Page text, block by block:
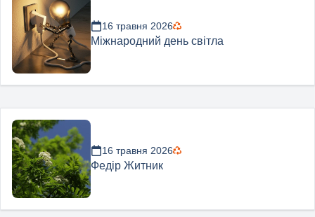
16 травня 2026
Міжнародний день світла
16 травня 2026
Федір Житник